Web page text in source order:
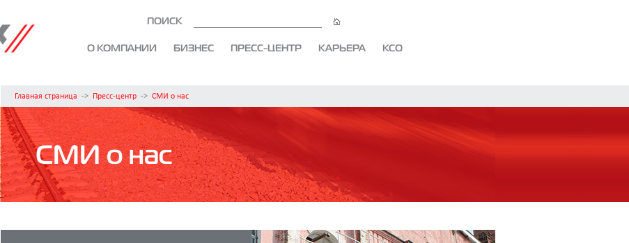
ПОИСК
О КОМПАНИИ БИЗНЕС ПРЕСС-ЦЕНТР КАРЬЕРА КСО
Главная страница -> Пресс-центр -> СМИ о нас
СМИ о нас